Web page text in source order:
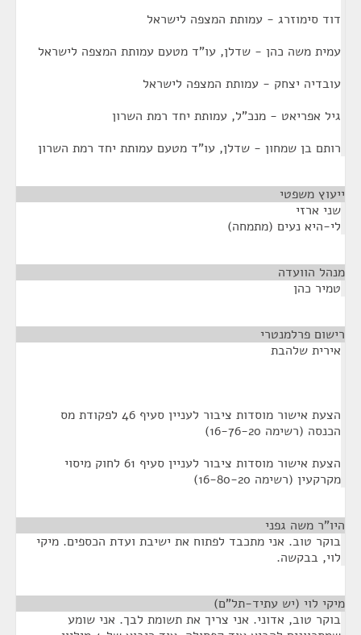
דוד סימוזרג - עמותת המצפה לישראל
עמית משה כהן - שדלן, עו"ד מטעם עמותת המצפה לישראל
עובדיה יצחק - עמותת המצפה לישראל
גיל אפריאט - מנכ"ל, עמותת יחד רמת השרון
רותם בן שמחון - שדלן, עו"ד מטעם עמותת יחד רמת השרון
ייעוץ משפטי
שני ארזי
לי-היא נעים (מתמחה)
מנהל הוועדה
טמיר כהן
רישום פרלמנטרי
אירית שלהבת
הצעת אישור מוסדות ציבור לעניין סעיף 46 לפקודת מס
הכנסה (רשימה 16-76-20)
הצעת אישור מוסדות ציבור לעניין סעיף 61 לחוק מיסוי
מקרקעין (רשימה 16-80-20)
היו"ר משה גפני
בוקר טוב. אני מתכבד לפתוח את ישיבת ועדת הכספים. מיקי
לוי, בבקשה.
מיקי לוי (יש עתיד-תל"ם)
בוקר טוב, אדוני. אני צריך את תשומת לבך. אני שומע